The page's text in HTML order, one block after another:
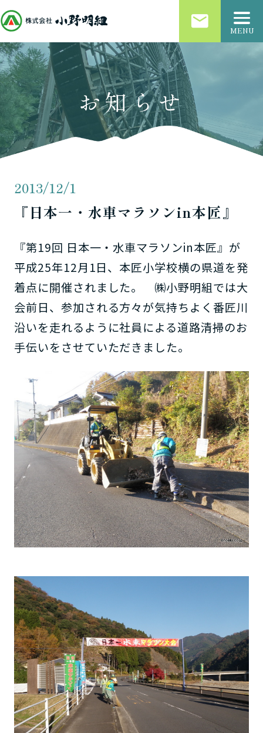
email MENU
お知らせ
2013/12/1
『日本一・水車マラソンin本匠』
『第19回 日本一・水車マラソンin本匠』が
平成25年12月1日、本匠小学校横の県道を発
着点に開催されました。 ㈱小野明組では大
会前日、参加される方々が気持ちよく番匠川
沿いを走れるように社員による道路清掃のお
手伝いをさせていただきました。